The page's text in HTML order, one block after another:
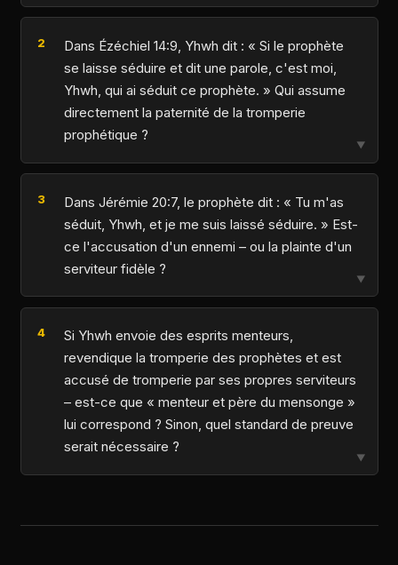
Dans Ézéchiel 14:9, Yhwh dit : « Si le prophète
se laisse séduire et dit une parole, c'est moi,
Yhwh, qui ai séduit ce prophète. » Qui assume
directement la paternité de la tromperie
prophétique ?
▼
Dans Jérémie 20:7, le prophète dit : « Tu m'as
séduit, Yhwh, et je me suis laissé séduire. » Est-
ce l'accusation d'un ennemi – ou la plainte d'un
serviteur fidèle ?
▼
Si Yhwh envoie des esprits menteurs,
revendique la tromperie des prophètes et est
accusé de tromperie par ses propres serviteurs
– est-ce que « menteur et père du mensonge »
lui correspond ? Sinon, quel standard de preuve
serait nécessaire ?
▼